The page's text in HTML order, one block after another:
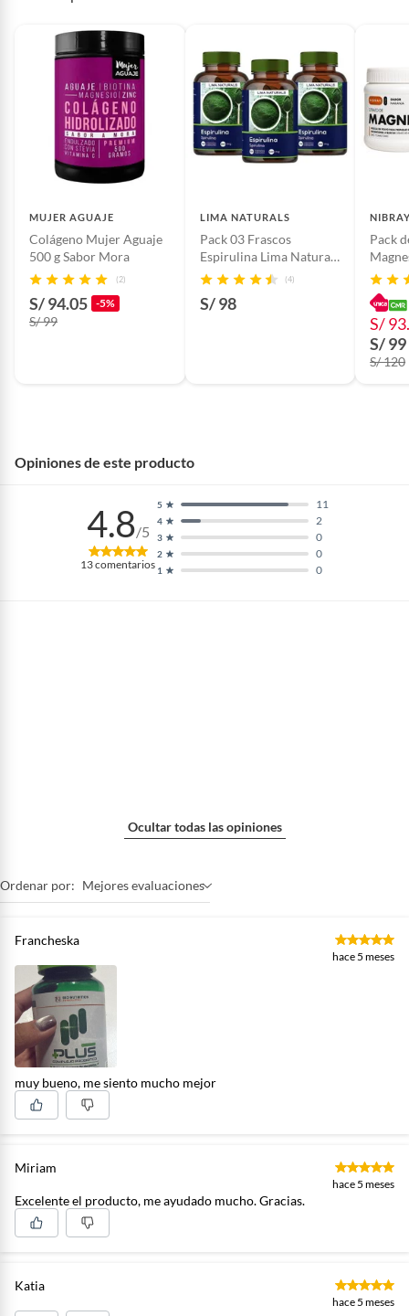
MUJER AGUAJE
Colágeno Mujer Aguaje
500 g Sabor Mora
(2)
S/ 94.05 -5%
S/ 99
LIMA NATURALS
Pack 03 Frascos
Espirulina Lima Naturals
100 Capsulas
(4)
S/ 98
Pack
S/
S/ 99
S/ 120
Opiniones de este producto
4.8/5
13comentarios 1 0
2 0
3 0
4 2
5 11
Ocultar todas las opiniones
Ordenar por: Mejores evaluaciones
Francheska
hace 5 meses
muy bueno, me siento mucho mejor
Miriam
hace 5 meses
Excelente el producto, me ayudado mucho. Gracias.
Katia
hace 5 meses